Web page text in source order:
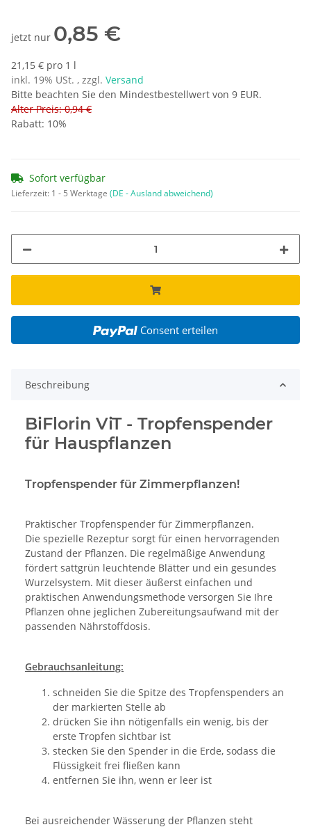
jetzt nur 0,85 €
21,15 € pro 1 l
inkl. 19% USt. , zzgl. Versand
Bitte beachten Sie den Mindestbestellwert von 9 EUR.
Alter Preis: 0,94 €
Rabatt: 10%
Sofort verfügbar
Lieferzeit: 1 - 5 Werktage (DE - Ausland abweichend)
Consent erteilen
Beschreibung
BiFlorin ViT - Tropfenspender
für Hauspflanzen
Tropfenspender für Zimmerpflanzen!
Praktischer Tropfenspender für Zimmerpflanzen.
Die spezielle Rezeptur sorgt für einen hervorragenden
Zustand der Pflanzen. Die regelmäßige Anwendung
fördert sattgrün leuchtende Blätter und ein gesundes
Wurzelsystem. Mit dieser äußerst einfachen und
praktischen Anwendungsmethode versorgen Sie Ihre
Pflanzen ohne jeglichen Zubereitungsaufwand mit der
passenden Nährstoffdosis.
Gebrauchsanleitung:
schneiden Sie die Spitze des Tropfenspenders an
der markierten Stelle ab
drücken Sie ihn nötigenfalls ein wenig, bis der
erste Tropfen sichtbar ist
stecken Sie den Spender in die Erde, sodass die
Flüssigkeit frei fließen kann
entfernen Sie ihn, wenn er leer ist
Bei ausreichender Wässerung der Pflanzen steht